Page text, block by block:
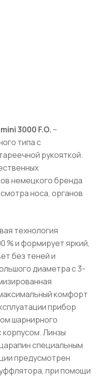
3000 F.O. –
типа с
рукояткой.
немецкого бренда
носа, органов
технология
% и формирует яркий,
без теней и
диаметра с 3-
комфорт
прибор
шарнирного
корпусом. Линзы
специальным
предусмотрен
при помощи